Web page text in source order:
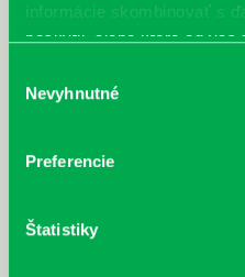
informácie skombinovať s
poskytli, alebo ktoré od
súhlasu
Nevyhnutné
Preferencie
Štatistiky
McGrath, Andy: Tadej Pogačar:
nezastaviteľný